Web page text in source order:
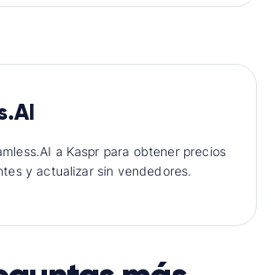
a Kaspr para obtener precios
y actualizar sin vendedores.